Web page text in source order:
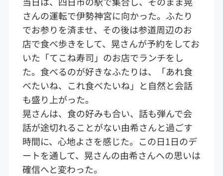
さんの運転で伊勢神宮に向かった。ふたり
でお参りを済ませ、その後は参道周辺のお
店で食べ歩きをして、晃さんが予約をしてお
いた「てこね寿司」のお店でランチをし
た。食べるのが好きなふたりは、「あれ食
べたいね、これ食べたいね」と自然と会話
も盛り上がった。
晃さんは、食の好みも合い、話も弾んで会
話が途切れることがない由希さんと過ごす
時間に、心地よさを感じた。この日1日のデ
ートを通して、晃さんの由希さんへの思いは
確信へと変わった。